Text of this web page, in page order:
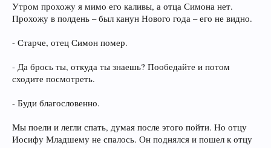
Утром прохожу я мимо его каливы, а отца Симона нет.
Прохожу в полдень – был канун Нового года – его не видно.
- Старче, отец Симон помер.
- Да брось ты, откуда ты знаешь? Пообедайте и потом
сходите посмотреть.
- Буди благословенно.
Мы поели и легли спать, думая после этого пойти. Но отцу
Иосифу Младшему не спалось. Он поднялся и пошел к отцу